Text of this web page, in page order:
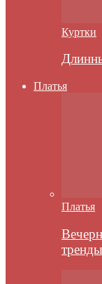
Куртки
Платья
Платья
тренды